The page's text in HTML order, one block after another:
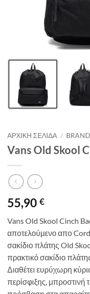
ΑΡΧΙΚΉ ΣΕΛΊΔΑ /
Vans Old Skool
55,90 €
Vans Old Skool Cinch
αποτελούμενο απο
σακίδιο πλάτης Old
πρακτικό σακίδιο
Διαθέτει ευρύχωρη
περίσφιξης, μπροστινή